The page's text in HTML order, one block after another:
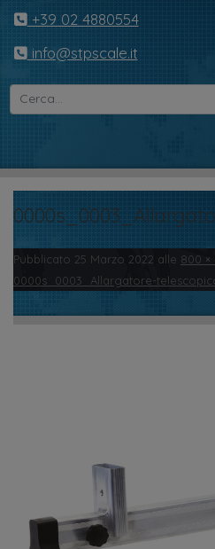
+39 02 4880554
info@stpscale.it
Pubblicato 25 Marzo 2022 alle 800 ×
0000s_0003_Allargatore-